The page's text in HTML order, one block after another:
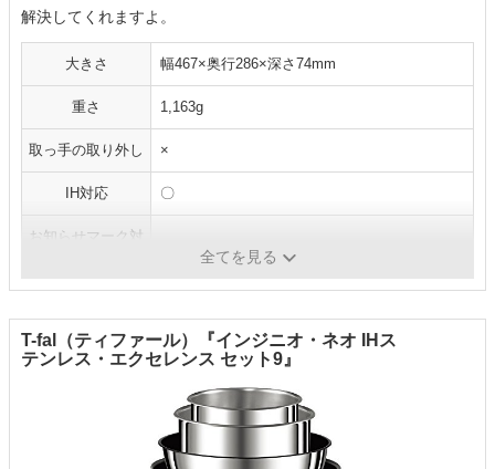
解決してくれますよ。
大きさ 幅467×奥行286×深さ74mm
重さ 1,163g
取っ手の取り外し ×
IH対応 〇
お知らせマーク対
全てを見る
T-fal（ティファール）『インジニオ・ネオ IHス
テンレス・エクセレンス セット9』